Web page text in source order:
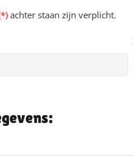
achter staan zijn verplicht.